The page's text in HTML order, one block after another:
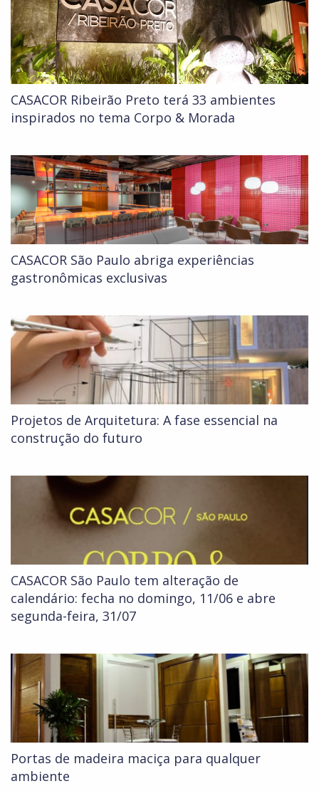
CASACOR Ribeirão Preto terá 33 ambientes
inspirados no tema Corpo & Morada
CASACOR São Paulo abriga experiências
gastronômicas exclusivas
Projetos de Arquitetura: A fase essencial na
construção do futuro
CASACOR São Paulo tem alteração de
calendário: fecha no domingo, 11/06 e abre
segunda-feira, 31/07
Portas de madeira maciça para qualquer
ambiente